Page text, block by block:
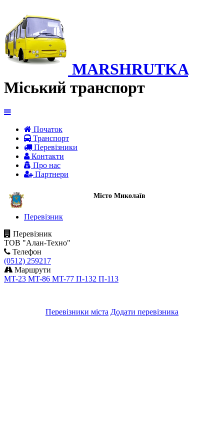
MARSHRUTKA
Міський транспорт
Початок
Транспорт
Перевiзники
Контакти
Про нас
Партнери
Місто Миколаїв
Перевізник
Перевізник
ТОВ "Алан-Техно"
Телефон
(0512) 259217
Маршрути
MT-23 MT-86 MT-77 П-132 П-113
Перевізники міста Додати перевізника